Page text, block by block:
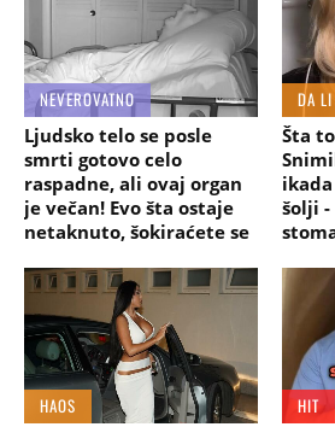
NEVEROVATNO
Ljudsko telo se posle
smrti gotovo celo
raspadne, ali ovaj organ
je večan! Evo šta ostaje
netaknuto, šokiraćete se
DA
Šta
šolji
HAOS
HIT